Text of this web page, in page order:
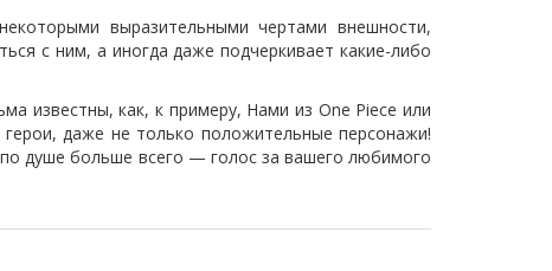
выразительными чертами внешности,
с ним, а иногда даже подчеркивает какие-либо
известны, как, к примеру, Нами из One Piece или
даже не только положительные персонажи!
душе больше всего — голос за вашего любимого